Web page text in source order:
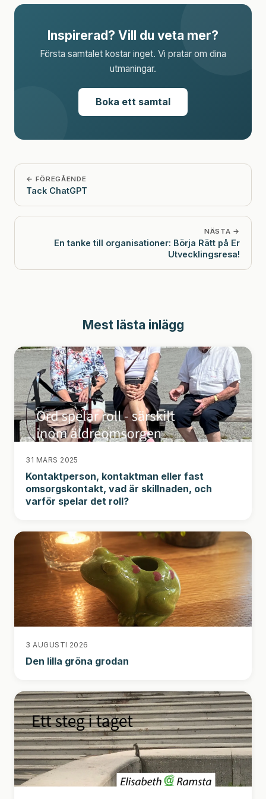
Inspirerad? Vill du veta mer?
Första samtalet kostar inget. Vi pratar om dina
utmaningar.
Boka ett samtal
← FÖREGÅENDE
Tack ChatGPT
NÄSTA →
En tanke till organisationer: Börja Rätt på Er
Utvecklingsresa!
Mest lästa inlägg
31 MARS 2025
Kontaktperson, kontaktman eller fast
omsorgskontakt, vad är skillnaden, och
varför spelar det roll?
3 AUGUSTI 2026
Den lilla gröna grodan